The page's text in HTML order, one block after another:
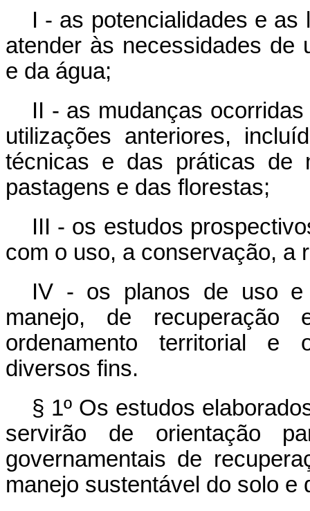
I - as potencialidades e
atender às necessidades de
e da água;
II - as mudanças
utilizações anteriores,
técnicas e das práticas de
pastagens e das florestas;
III - os estudos
com o uso, a conservação, a
IV - os planos de uso e
manejo, de
ordenamento territorial e
diversos fins.
§ 1º Os estudos
servirão de orientação
governamentais de
manejo sustentável do solo